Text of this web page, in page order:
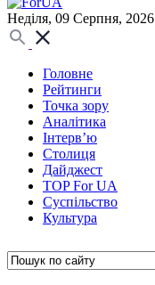
Неділя, 09 Серпня, 2026
Головне
Рейтинги
Точка зору
Аналітика
Інтерв’ю
Столиця
Дайджест
TOP For UA
Суспiльство
Культура